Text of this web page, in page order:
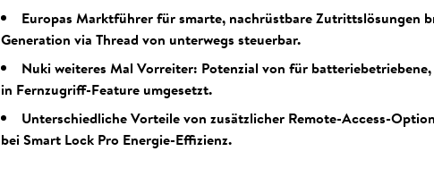
Europas Marktführer für smarte, nachrüstbare Zutrittslösungen
Generation via Thread von unterwegs steuerbar.
Nuki weiteres Mal Vorreiter: Potenzial von für
in Fernzugriff-Feature umgesetzt.
Unterschiedliche Vorteile von zusätzlicher Remote-Access-
bei Smart Lock Pro Energie-Effizienz.